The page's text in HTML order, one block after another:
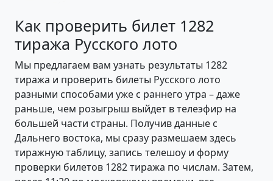
Как проверить билет 1282
тиража Русского лото
Мы предлагаем вам узнать результаты 1282
тиража и проверить билеты Русского лото
разными способами уже с раннего утра – даже
раньше, чем розыгрыш выйдет в телеэфир на
большей части страны. Получив данные с
Дальнего востока, мы сразу размешаем здесь
тиражную таблицу, запись телешоу и форму
проверки билетов 1282 тиража по числам. Затем,